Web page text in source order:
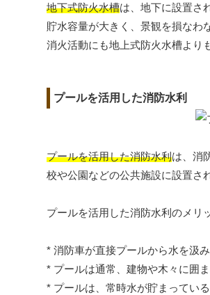
地下式防火水槽は、地下に設置さ
貯水容量が大きく、景観を損なわ
消火活動にも地上式防火水槽より
プールを活用した消防水利
プールを活用した消防水利は、消
校や公園などの公共施設に設置さ
プールを活用した消防水利のメリ
* 消防車が直接プールから水を汲
* プールは通常、建物や木々に囲
* プールは、常時水が貯まってい